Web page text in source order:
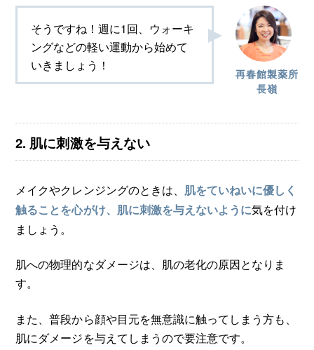
再春館製薬所
長嶺
そうですね！週に1回、ウォーキ
ングなどの軽い運動から始めて
いきましょう！
2. 肌に刺激を与えない
メイクやクレンジングのときは、 肌をていねいに優しく
触ることを心がけ、肌に刺激を与えないように気を付け
ましょう。
肌への物理的なダメージは、肌の老化の原因となりま
す。
また、普段から顔や目元を無意識に触ってしまう方も、
肌にダメージを与えてしまうので要注意です。